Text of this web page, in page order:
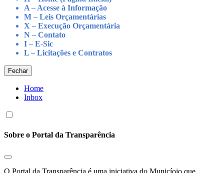
A – Acesse à Informação
M – Leis Orçamentárias
X – Execução Orçamentária
N – Contato
I – E-Sic
L – Licitações e Contratos
Fechar
Home
Inbox
Sobre o Portal da Transparência